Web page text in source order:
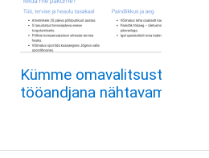
Kümme omavalitsust tegid
tööandjana nähtavamaks